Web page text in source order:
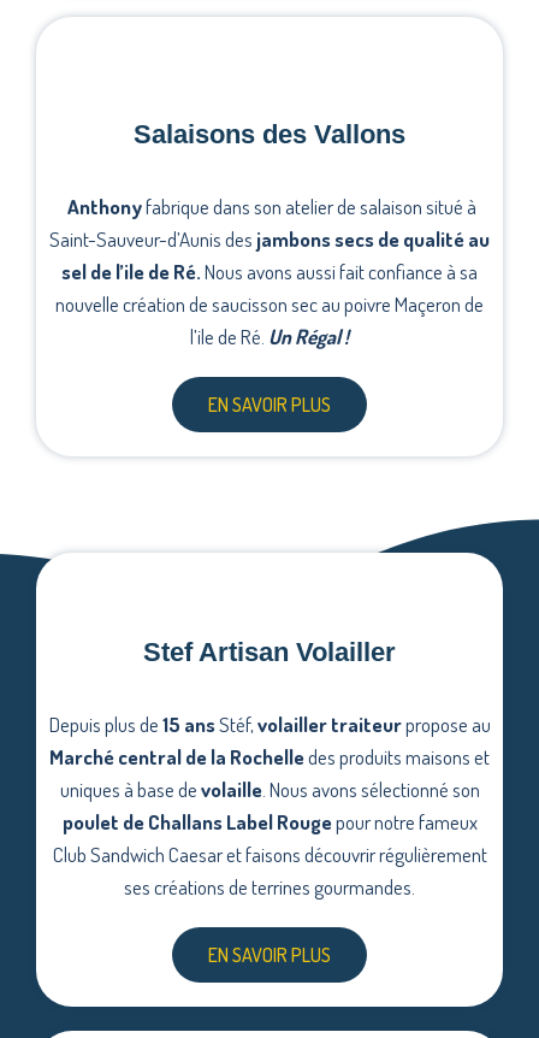
Salaisons des Vallons
Anthonyfabrique dans son atelier de salaison situé à
Saint-Sauveur-d’Aunis des jambons secs de qualité au
sel de l’ile de Ré.Nous avons aussi fait confiance à sa
nouvelle création de saucisson sec au poivre Maçeron de
l’ile de Ré. Un Régal !
EN SAVOIR PLUS
Stef Artisan Volailler
Depuis plus de15 ansStéf,volailler traiteurpropose au
Marché central de la Rochelledes produits maisons et
uniques à base devolaille. Nous avons sélectionné son
poulet de Challans Label Rougepour notre fameux
Club Sandwich Caesar et faisons découvrir régulièrement
ses créations de terrines gourmandes.
EN SAVOIR PLUS